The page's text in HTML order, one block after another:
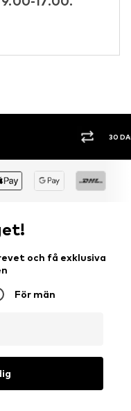
30
och få exklusiva
För män